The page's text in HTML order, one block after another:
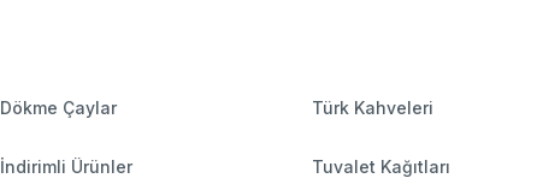
Dökme Çaylar Türk Kahveleri
İndirimli Ürünler Tuvalet Kağıtları